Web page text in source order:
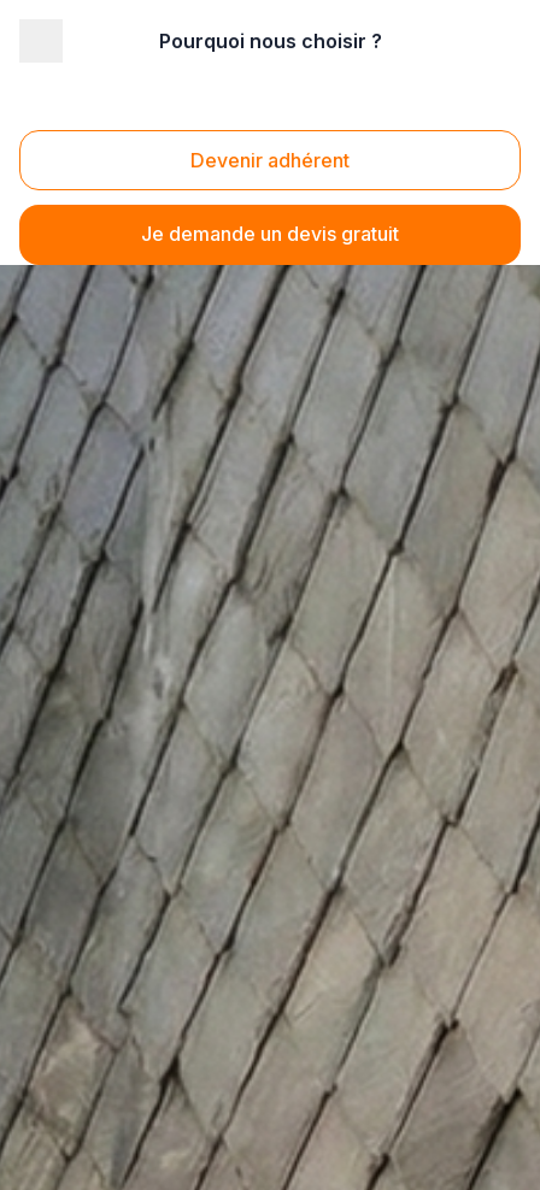
Pourquoi nous choisir ?
Devenir adhérent
Je demande un devis gratuit